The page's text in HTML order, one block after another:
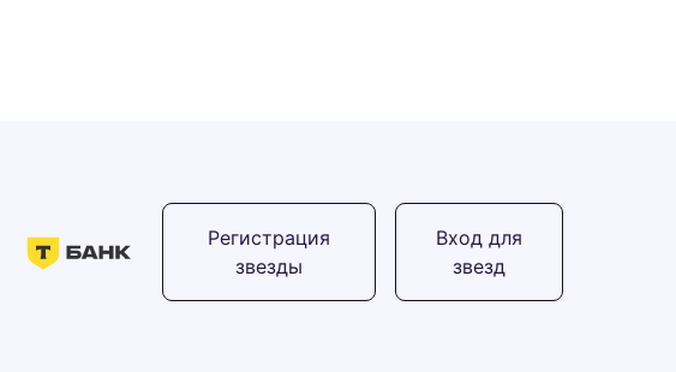
Регистрация
звезды
Вход для
звезд